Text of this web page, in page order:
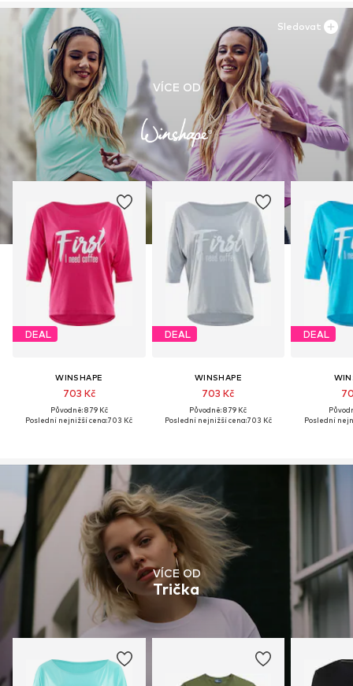
VÍCE OD
DEAL
WINSHAPE
703 Kč
Původně: 879 Kč
Poslední nejnižší cena:703 Kč
DEAL
WINSHAPE
703 Kč
Původně: 879 Kč
Poslední nejnižší cena:703 Kč
DEAL
Poslední
Sledovat
VÍCE OD
Trička